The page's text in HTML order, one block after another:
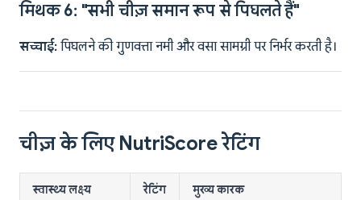
मिथक 6: "सभी चीज़ समान रूप से पिघलते हैं"
सच्चाई: पिघलने की गुणवत्ता नमी और वसा सामग्री पर निर्भर करती है।
चीज़ के लिए NutriScore रेटिंग
स्वास्थ्य लक्ष्य रेटिंग मुख्य कारक